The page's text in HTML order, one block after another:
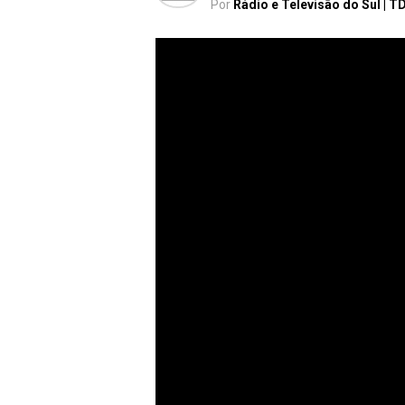
Por Rádio e Televisão do Sul |